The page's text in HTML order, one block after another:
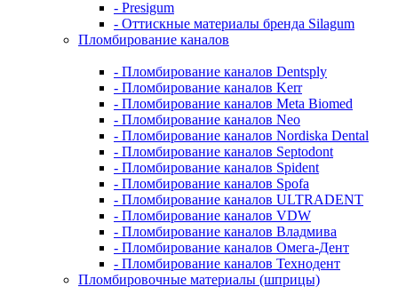
- Presigum
- Оттискные материалы бренда Silagum
Пломбирование каналов
- Пломбирование каналов Dentsply
- Пломбирование каналов Kerr
- Пломбирование каналов Meta Biomed
- Пломбирование каналов Neo
- Пломбирование каналов Nordiska Dental
- Пломбирование каналов Septodont
- Пломбирование каналов Spident
- Пломбирование каналов Spofa
- Пломбирование каналов ULTRADENT
- Пломбирование каналов VDW
- Пломбирование каналов Владмива
- Пломбирование каналов Омега-Дент
- Пломбирование каналов Технодент
Пломбировочные материалы (шприцы)